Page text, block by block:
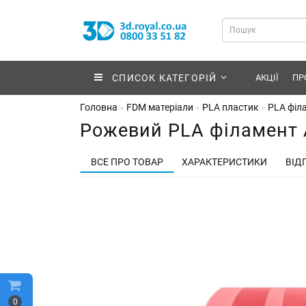
0
СПИСОК КАТЕГОРІЙ АКЦІЇ
Головна FDM матеріали PLA пластик PLA
Рожевий PLA філамент
ВСЕ ПРО ТОВАР ХАРАКТЕРИСТИКИ